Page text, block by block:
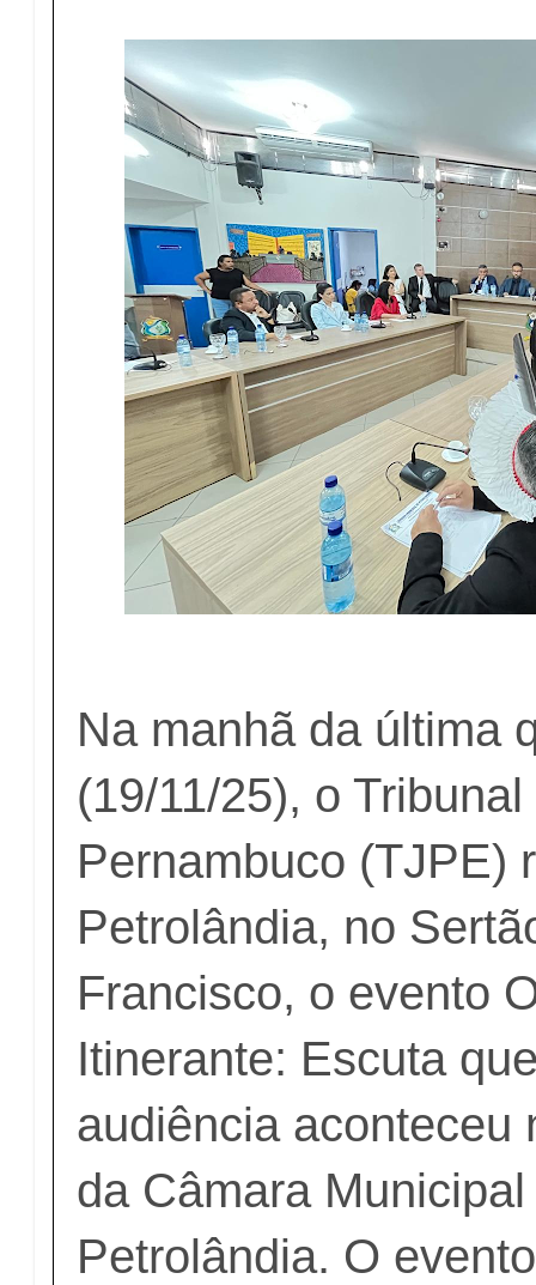
Na manhã da última
(19/11/25), o
Pernambuco (TJPE)
Petrolândia, no
Francisco, o evento
Itinerante: Escuta
audiência aconteceu
da Câmara
Petrolândia. O